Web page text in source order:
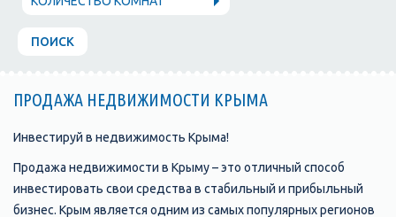
ПОИСК
ПРОДАЖА НЕДВИЖИМОСТИ КРЫМА
Инвестируй в недвижимость Крыма!
Продажа недвижимости в Крыму – это отличный способ
инвестировать свои средства в стабильный и прибыльный
бизнес. Крым является одним из самых популярных регионов